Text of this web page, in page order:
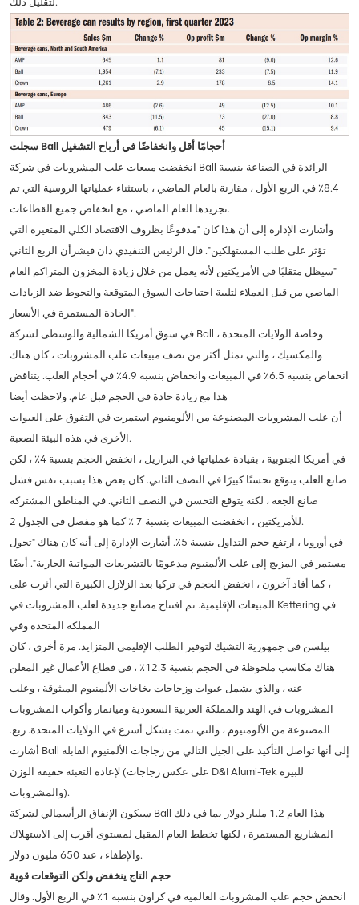
سجلت Ball أحجامًا أقل وانخفاضًا في أرباح التشغيل
انخفضت مبيعات علب المشروبات في شركة Ball الرائدة في الصناعة بنسبة
8.4٪ في الربع الأول ، مقارنة بالعام الماضي ، باستثناء عملياتها الروسية التي تم
تجريدها العام الماضي ، مع انخفاض جميع القطاعات.
وأشارت الإدارة إلى أن هذا كان "مدفوعًا بظروف الاقتصاد الكلي المتغيرة التي
تؤثر على طلب المستهلكين". قال الرئيس التنفيذي دان فيشرأن الربع الثاني
"سيظل متقلبًا في الأمريكتين لأنه يعمل من خلال زيادة المخزون المتراكم العام
الماضي من قبل العملاء لتلبية احتياجات السوق المتوقعة والتحوط ضد الزيادات
الحادة المستمرة في الأسعار".
في سوق أمريكا الشمالية والوسطى لشركة Ball ، وخاصة الولايات المتحدة
والمكسيك ، والتي تمثل أكثر من نصف مبيعات علب المشروبات ، كان هناك
انخفاض بنسبة 6.5٪ في المبيعات وانخفاض بنسبة 4.9٪ في أحجام العلب. يتناقض
هذا مع زيادة حادة في الحجم قبل عام. ولاحظت أيضا
أن علب المشروبات المصنوعة من الألومنيوم استمرت في التفوق على العبوات
الأخرى في هذه البيئة الصعبة.
في أمريكا الجنوبية ، بقيادة عملياتها في البرازيل ، انخفض الحجم بنسبة 4٪ ، لكن
صانع العلب يتوقع تحسنًا كبيرًا في النصف الثاني. كان بعض هذا بسبب نفس فشل
صانع الجعة ، لكنه يتوقع التحسن في النصف الثاني. في المناطق المشتركة
للأمريكتين ، انخفضت المبيعات بنسبة 7 ٪ كما هو مفصل في الجدول 2.
في أوروبا ، ارتفع حجم التداول بنسبة 5٪. أشارت الإدارة إلى أنه كان هناك "تحول
مستمر في المزيج إلى علب الألمنيوم مدعومًا بالتشريعات المواتية الجارية". أيضًا
، كما أفاد آخرون ، انخفض الحجم في تركيا بعد الزلازل الكبيرة التي أثرت على
المبيعات الإقليمية. تم افتتاح مصانع جديدة لعلب المشروبات في Kettering في
المملكة المتحدة وفي
بيلسن في جمهورية التشيك لتوفير الطلب الإقليمي المتزايد. مرة أخرى ، كان
هناك مكاسب ملحوظة في الحجم بنسبة 12.3٪ ، في قطاع الأعمال غير المعلن
عنه ، والذي يشمل عبوات وزجاجات بخاخات الألمنيوم المبثوقة ، وعلب
المشروبات في الهند والمملكة العربية السعودية وميانمار وأكواب المشروبات
المصنوعة من الألومنيوم ، والتي نمت بشكل أسرع في الولايات المتحدة. ربع.
أشارت Ball إلى أنها تواصل التأكيد على الجيل التالي من زجاجات الألمنيوم القابلة
لإعادة التعبئة خفيفة الوزن (على عكس زجاجات D&I Alumi-Tek للبيرة
والمشروبات).
سيكون الإنفاق الرأسمالي لشركة Ball هذا العام 1.2 مليار دولار بما في ذلك
المشاريع المستمرة ، لكنها تخطط العام المقبل لمستوى أقرب إلى الاستهلاك
والإطفاء ، عند 650 مليون دولار.
حجم التاج ينخفض ولكن التوقعات قوية
انخفض حجم علب المشروبات العالمية في كراون بنسبة 1٪ في الربع الأول. وقال